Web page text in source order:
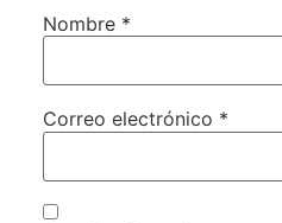
Nombre *
Correo electrónico *